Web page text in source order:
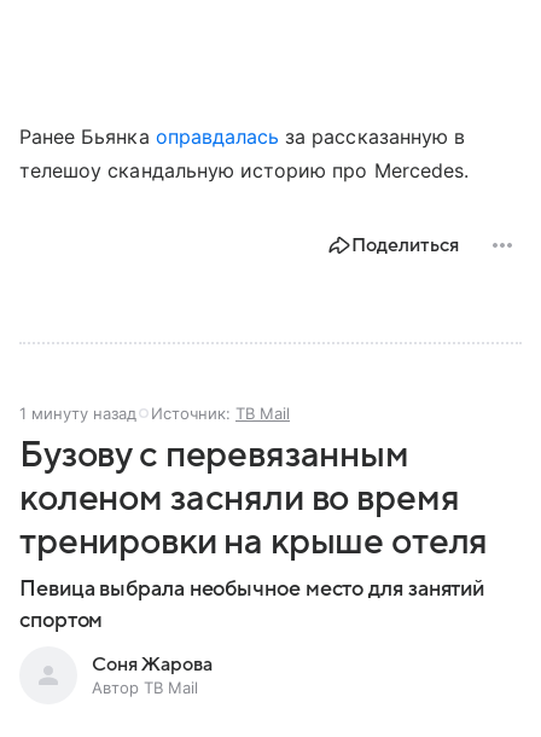
Ранее Бьянка оправдалась за рассказанную в
телешоу скандальную историю про Mercedes.
Поделиться
1 минуту назад Источник: ТВ Mail
Бузову с перевязанным
коленом засняли во время
тренировки на крыше отеля
Певица выбрала необычное место для занятий
спортом
Соня Жарова
Автор ТВ Mail